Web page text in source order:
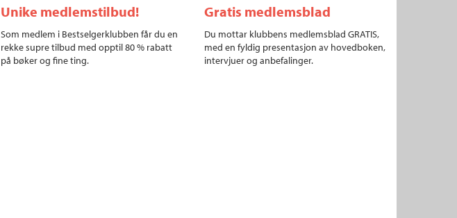
Unike medlemstilbud!
Som medlem i Bestselgerklubben får du en
rekke supre tilbud med opptil 80 % rabatt
på bøker og fine ting.
Gratis medlemsblad
Du mottar klubbens medlemsblad GRATIS,
med en fyldig presentasjon av hovedboken,
intervjuer og anbefalinger.